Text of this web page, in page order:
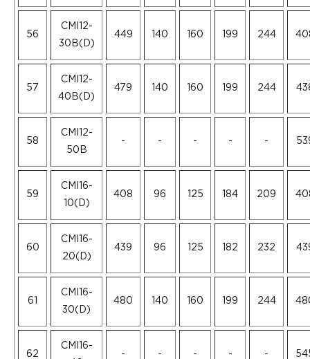
56
CMI12-
30B(D)
449 140 160 199 244
57
CMI12-
40B(D)
479 140 160 199 244
58
CMI12-
50B
- - - - -
59
CMI16-
10(D)
408 96 125 184 209
60
CMI16-
20(D)
439 96 125 182 232
61
CMI16-
30(D)
480 140 160 199 244
62
CMI16-
- - - - -